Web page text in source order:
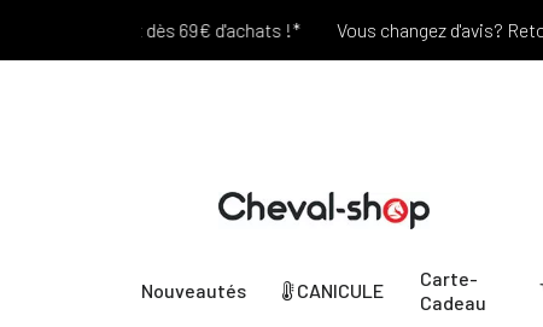
Port offert dès 69€ d'achats !* Vous changez d'avis? Retour
Nouveautés CANICULE
Carte-
Cadeau